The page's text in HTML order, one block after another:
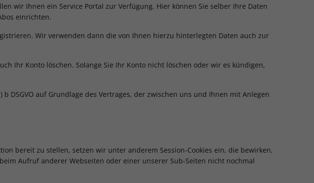
wir Ihnen ein Service Portal zur Verfügung. Hier können Sie selber Ihre Daten
einrichten.
Wir verwenden dann die von Ihnen hierzu hinterlegten Daten auch zur
Ihr Konto löschen. Solange Sie Ihr Konto nicht löschen oder wir es kündigen,
DSGVO auf Grundlage des Vertrages, der zwischen uns und Ihnen mit Anlegen
bereit zu stellen, setzen wir unter anderem Session-Cookies ein, die bewirken,
Aufruf anderer Webseiten oder einer unserer Sub-Seiten nicht nochmal